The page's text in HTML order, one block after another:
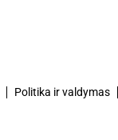
Politika ir valdymas